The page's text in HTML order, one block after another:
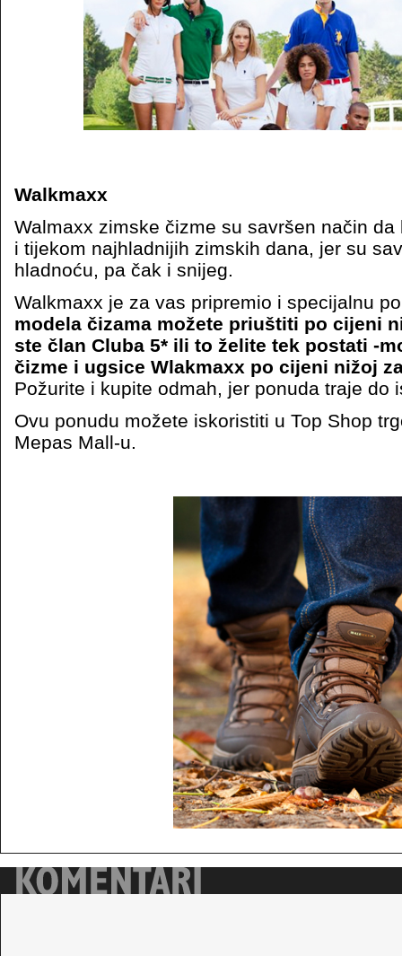
Walkmaxx
Walmaxx zimske čizme su savršen način
i tijekom najhladnijih zimskih dana, jer su
hladnoću, pa čak i snijeg.
Walkmaxx je za vas pripremio i specijalnu
modela čizama možete priuštiti po cijeni
ste član Cluba 5* ili to želite tek postati -
čizme i ugsice Wlakmaxx po cijeni nižoj
Požurite i kupite odmah, jer ponuda traje do
Ovu ponudu možete iskoristiti u Top Shop
Mepas Mall-u.